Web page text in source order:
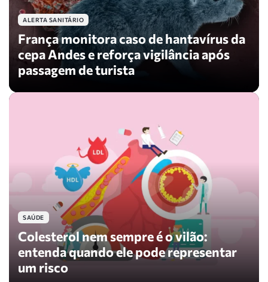
ALERTA SANITÁRIO
França monitora caso de hantavírus da
cepa Andes e reforça vigilância após
passagem de turista
SAÚDE
Colesterol nem sempre é o vilão:
entenda quando ele pode representar
um risco